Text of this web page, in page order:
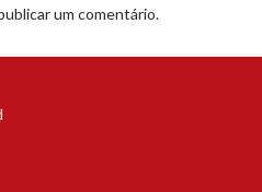
um comentário.